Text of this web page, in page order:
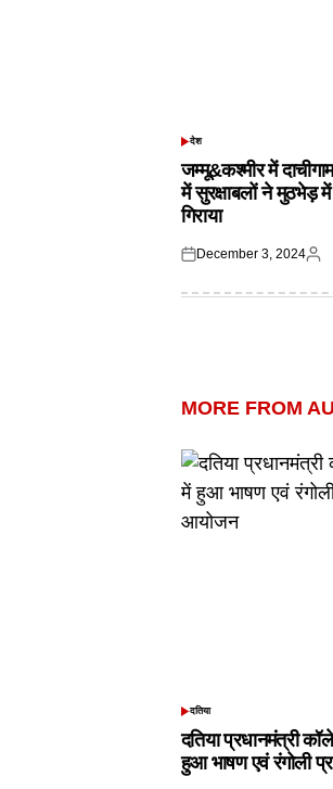
POSTED
देश
जम्मू&कश्मीर में
में सुरक्षाबलों ने मुठभेड़
गिराया
Posted
December 3, 2024
MORE FROM
POSTED
दतिया
दतिया प्रधानमंत्री
हुआ भाषण एवं रंगोली